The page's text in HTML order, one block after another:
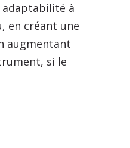
adaptabilité à
en créant une
augmentant
si le